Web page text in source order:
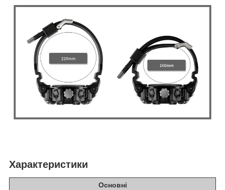
Характеристики
Основні